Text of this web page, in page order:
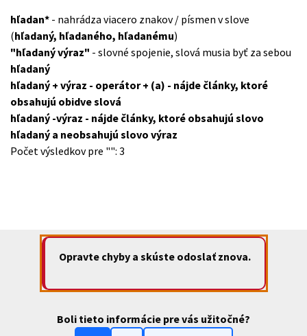
hľadan* - nahrádza viacero znakov / písmen v slove
(hľadaný, hľadaného, hľadanému)
"hľadaný výraz" - slovné spojenie, slová musia byť za sebou
hľadaný
hľadaný + výraz - operátor + (a) - nájde články, ktoré
obsahujú obidve slová
hľadaný -výraz - nájde články, ktoré obsahujú slovo
hľadaný a neobsahujú slovo výraz
Počet výsledkov pre "": 3
Opravte chyby a skúste odoslať znova.
Boli tieto informácie pre vás užitočné?